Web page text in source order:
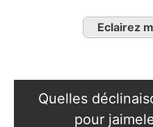
Eclairez
Quelles
pour